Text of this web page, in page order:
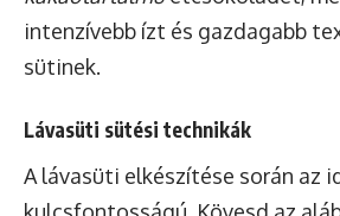
intenzívebb ízt és gazdagabb
sütinek.
Lávasüti sütési technikák
A lávasüti elkészítése során az